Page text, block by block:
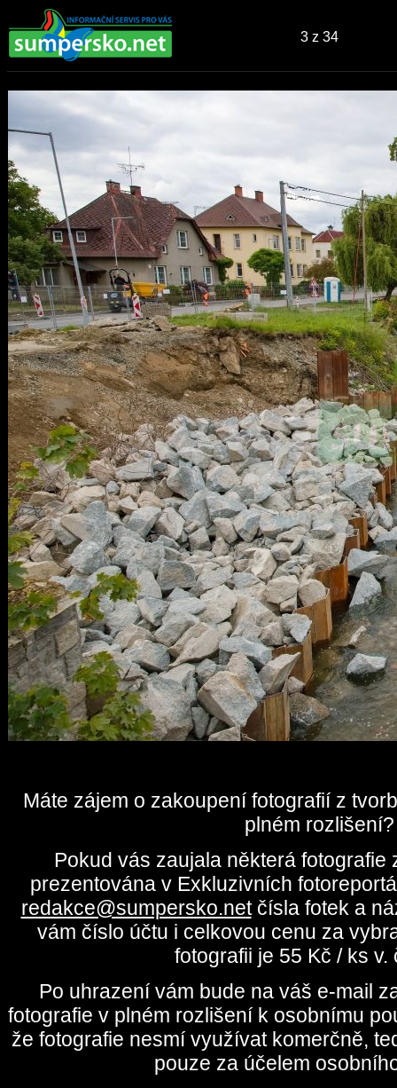
3z 34
Máte zájem o zakoupení fotografií z
plném rozlišení?
Pokud vás zaujala některá fotografie
prezentována v Exkluzivních
redakce@sumpersko.netčísla fotek a
vám číslo účtu i celkovou cenu za
fotografii je 55 Kč / ks v.
Po uhrazení vám bude na váš e-mail
fotografie v plném rozlišení k osobnímu
že fotografie nesmí využívat komerčně,
pouze za účelem